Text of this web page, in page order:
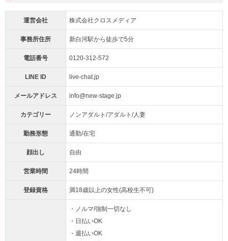
運営会社 株式会社クロスメディア
事務所住所 新白河駅から徒歩で5分
電話番号 0120-312-572
LINE ID live-chat.jp
メールアドレス info@new-stage.jp
カテゴリー ノンアダルト/アダルト/人妻
勤務形態 通勤/在宅
顔出し 自由
営業時間 24時間
登録資格 満18歳以上の女性(高校生不可)
・ノルマ/強制一切なし
・日払いOK
・週払いOK